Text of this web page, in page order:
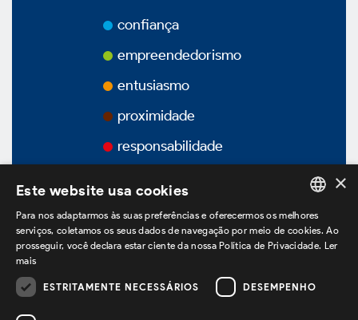
Podcasts
Governança Corporativa
Visão Geral
confiança
empreendedorismo
entusiasmo
proximidade
responsabilidade
estamos no LinkedIn
PORTUGUESE
×
Este website usa cookies
Para nos adaptarmos às suas preferências e oferecermos os melhores
serviços, coletamos os seus dados de navegação por meio de cookies. Ao
prosseguir, você declara estar ciente da nossa Política de Privacidade. Ler
mais
ESTRITAMENTE NECESSÁRIOS DESEMPENHO